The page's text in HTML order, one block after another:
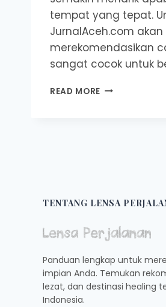
tempat yang tepat.
JurnalAceh.com akan
merekomendasikan
sangat cocok untuk
READ MORE COZY
BUAT
SAMBIL
NGOPI:
KALI
BUAT
NGUMPUL
TENTANG LENSA
Panduan lengkap untuk
impian Anda. Temukan
lezat, dan destinasi healing
Indonesia.